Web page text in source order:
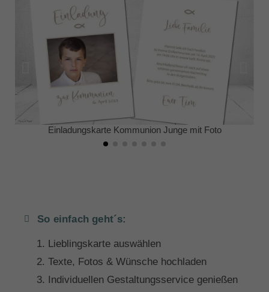
Einladungskarte Kommunion Junge mit Foto
So einfach geht´s:
Lieblingskarte auswählen
Texte, Fotos & Wünsche hochladen
Individuellen Gestaltungsservice genießen